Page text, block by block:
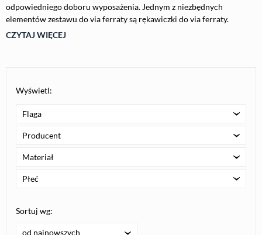
odpowiedniego doboru wyposażenia. Jednym z niezbędnych
elementów zestawu do via ferraty są rękawiczki do via ferraty.
CZYTAJ WIĘCEJ
Wyświetl:
Flaga
Producent
Materiał
Płeć
Sortuj wg:
od najnowszych